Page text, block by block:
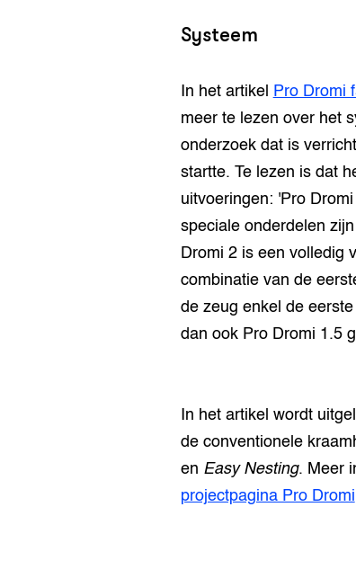
Systeem
In het artikel Pro Dromi
meer te lezen over het
onderzoek dat is
startte. Te lezen is dat
uitvoeringen: 'Pro
speciale onderdelen
Dromi 2 is een volledig
combinatie van de
de zeug enkel de
dan ook Pro Dromi 1.5
In het artikel wordt
de conventionele
en Easy Nesting. Meer
projectpagina Pro Dromi